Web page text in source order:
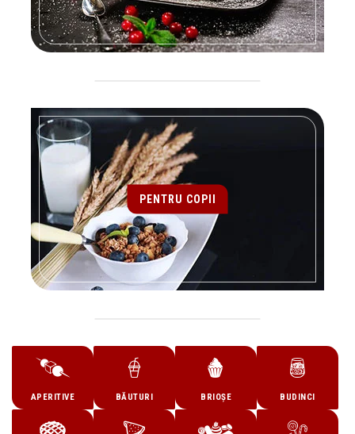
APERITIVE BĂUTURI BRIOȘE BUDINCI
PENTRU COPII